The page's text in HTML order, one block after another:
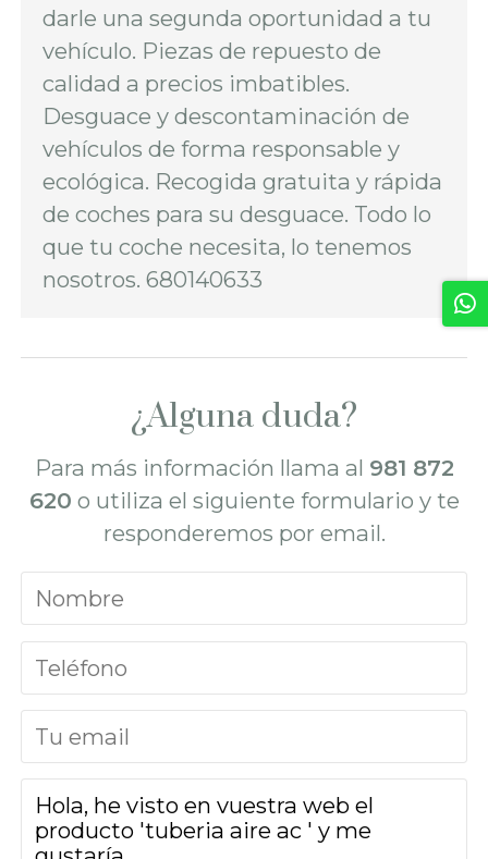
darle una segunda oportunidad a tu
vehículo. Piezas de repuesto de
calidad a precios imbatibles.
Desguace y descontaminación de
vehículos de forma responsable y
ecológica. Recogida gratuita y rápida
de coches para su desguace. Todo lo
que tu coche necesita, lo tenemos
nosotros. 680140633
¿Alguna duda?
Para más información llama al 981 872
620 o utiliza el siguiente formulario y te
responderemos por email.